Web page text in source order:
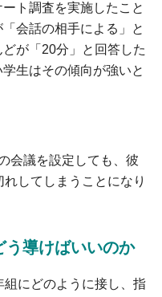
ト調査を実施したこと
会話の相手による」と
が「20分」と回答した
生はその傾向が強いと
会議を設定しても、彼
してしまうことになり
導けばいいのか
にどのように接し、指